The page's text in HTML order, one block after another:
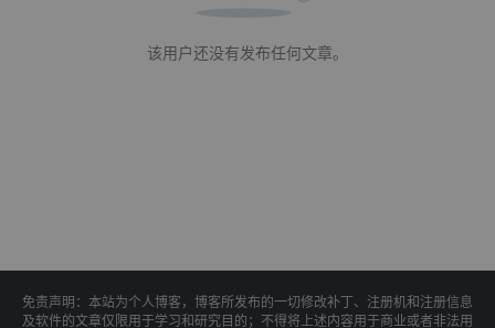
该用户还没有发布任何文章。
免责声明：本站为个人博客，博客所发布的一切修改补丁、注册机和注册信息
及软件的文章仅限用于学习和研究目的；不得将上述内容用于商业或者非法用